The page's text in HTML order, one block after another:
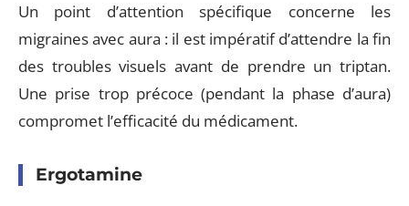
Un point d’attention spécifique concerne les
migraines avec aura : il est impératif d’attendre la fin
des troubles visuels avant de prendre un triptan.
Une prise trop précoce (pendant la phase d’aura)
compromet l’efficacité du médicament.
Ergotamine